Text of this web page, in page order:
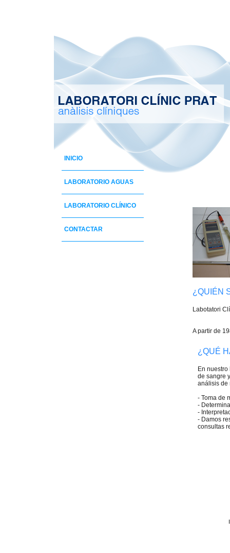
INICIO
LABORATORIO AGUAS
LABORATORIO CLÍNICO
CONTACTAR
¿QUIÉN
Labotatori
A partir de
¿QUÉ
En
de sangre
análisis de
- Toma de
-
-
- Damos
consultas